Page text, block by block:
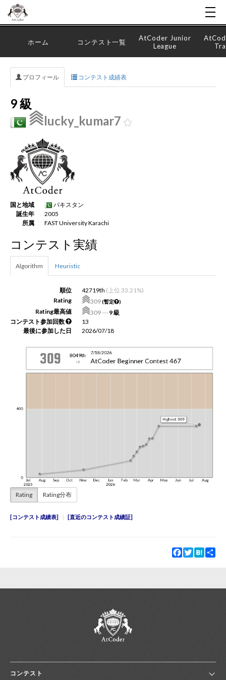
新規登録
ホーム コンテスト一覧
AtCoder Junior
League
プロフィール コンテスト成績表
9 級
lucky_kumar7
国と地域
パキスタン
誕生年
2005
所属
FAST University Karachi
コンテスト実績
Algorithm Heuristic
順位 42719th (上位 33.21%)
Rating
309(暫定 )
Rating最高値 309― 9 級
コンテスト参加回数
13
最後に参加した日
2026/07/18
Rating Rating分布
コンテスト成績表 直近のコンテスト成績証
Facebook
TwitterHatena
コンテスト